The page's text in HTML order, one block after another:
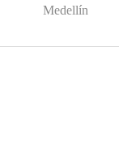
Medellín